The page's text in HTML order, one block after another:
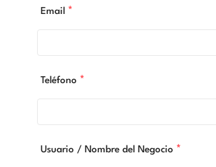
Email *
Teléfono *
Usuario / Nombre del Negocio *